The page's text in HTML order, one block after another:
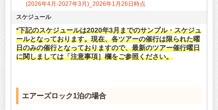
(2026年4月-2027年3月)_2026年1月26日時点
スケジュール
*下記のスケジュールは2020年3月までのサンプル・スケジュ
ールとなっております。現在、各ツアーの催行は限られた曜
日のみの催行となっておりますので、最新のツアー催行曜日
に関しましては「注意事項］欄をご参照ください。
エアーズロック1泊の場合